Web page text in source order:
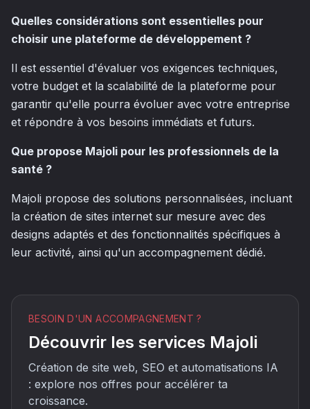
Quelles considérations sont essentielles pour
choisir une plateforme de développement ?
Il est essentiel d'évaluer vos exigences techniques,
votre budget et la scalabilité de la plateforme pour
garantir qu'elle pourra évoluer avec votre entreprise
et répondre à vos besoins immédiats et futurs.
Que propose Majoli pour les professionnels de la
santé ?
Majoli propose des solutions personnalisées, incluant
la création de sites internet sur mesure avec des
designs adaptés et des fonctionnalités spécifiques à
leur activité, ainsi qu'un accompagnement dédié.
BESOIN D'UN ACCOMPAGNEMENT ?
Découvrir les services Majoli
Création de site web, SEO et automatisations IA
: explore nos offres pour accélérer ta
croissance.